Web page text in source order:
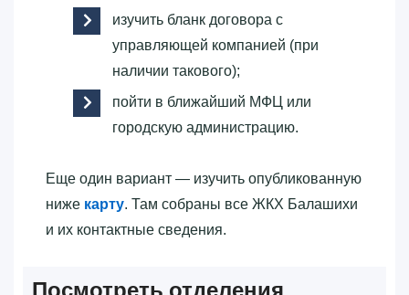
изучить бланк договора с
управляющей компанией (при
наличии такового);
пойти в ближайший МФЦ или
городскую администрацию.
Еще один вариант — изучить опубликованную
ниже карту. Там собраны все ЖКХ Балашихи
и их контактные сведения.